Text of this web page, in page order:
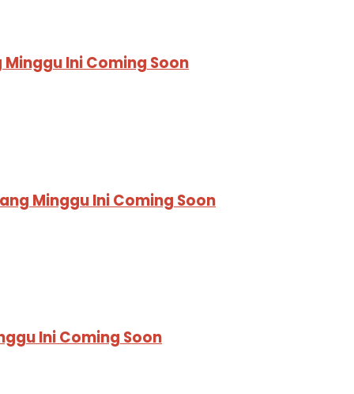
Ini Coming Soon
Minggu Ini Coming Soon
Ini Coming Soon